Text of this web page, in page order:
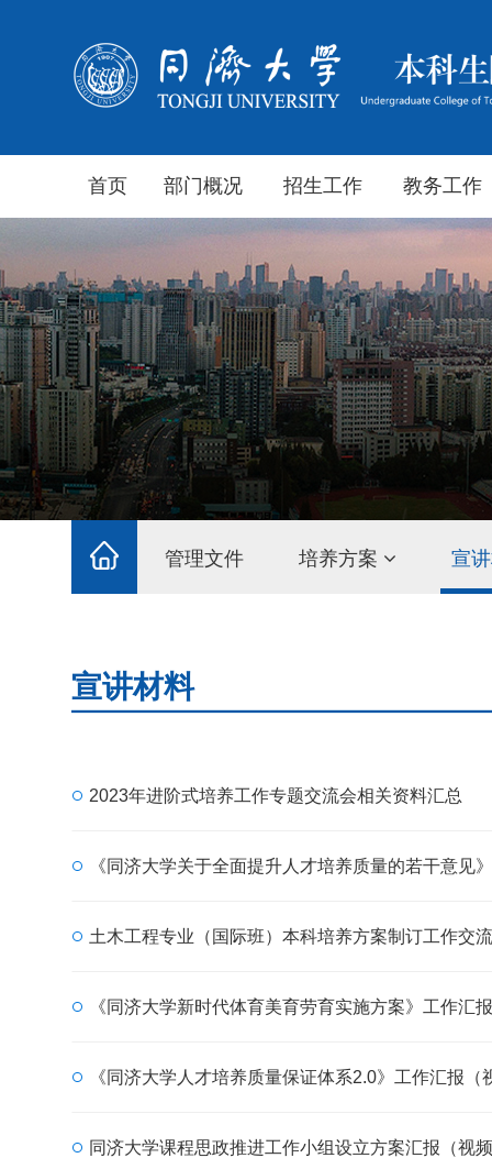
首页 部门概况 招生工作 教务工作
管理文件 培养方案 宣
宣讲材料
2023年进阶式培养工作专题交流会相关资料汇总
《同济大学关于全面提升人才培养质量的若干意见
土木工程专业（国际班）本科培养方案制订工作交流
《同济大学新时代体育美育劳育实施方案》工作汇
《同济大学人才培养质量保证体系2.0》工作汇报（
同济大学课程思政推进工作小组设立方案汇报（视